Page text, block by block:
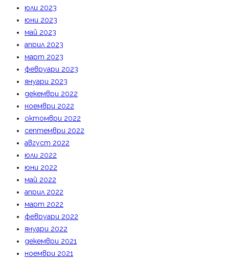
юли 2023
юни 2023
май 2023
април 2023
март 2023
февруари 2023
януари 2023
декември 2022
ноември 2022
октомври 2022
септември 2022
август 2022
юли 2022
юни 2022
май 2022
април 2022
март 2022
февруари 2022
януари 2022
декември 2021
ноември 2021